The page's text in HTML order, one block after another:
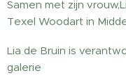
Samen met zijn
Texel Woodart in
Lia de Bruin is
galerie